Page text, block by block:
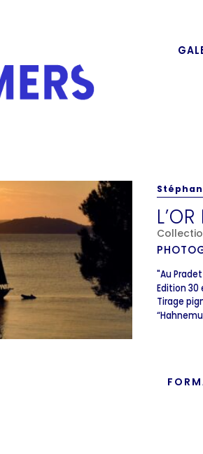
"Au
Edition 30
Tirage